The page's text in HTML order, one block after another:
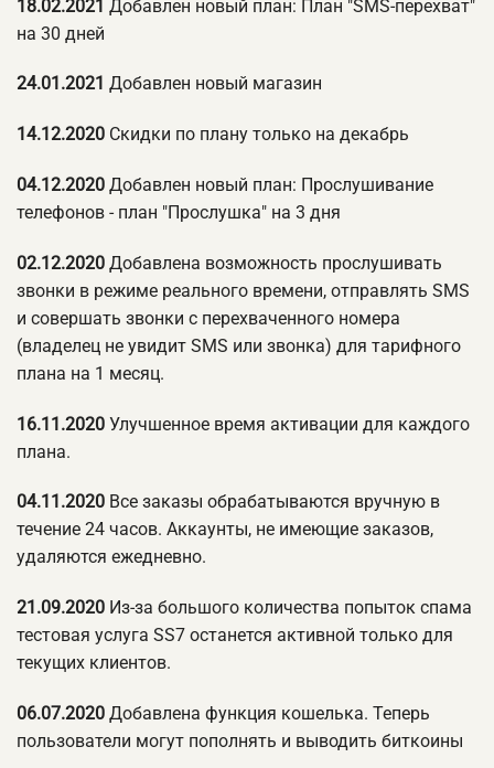
18.02.2021 Добавлен новый план: План "SMS-перехват"
на 30 дней
24.01.2021 Добавлен новый магазин
14.12.2020 Скидки по плану только на декабрь
04.12.2020 Добавлен новый план: Прослушивание
телефонов - план "Прослушка" на 3 дня
02.12.2020 Добавлена возможность прослушивать
звонки в режиме реального времени, отправлять SMS
и совершать звонки с перехваченного номера
(владелец не увидит SMS или звонка) для тарифного
плана на 1 месяц.
16.11.2020 Улучшенное время активации для каждого
плана.
04.11.2020 Все заказы обрабатываются вручную в
течение 24 часов. Аккаунты, не имеющие заказов,
удаляются ежедневно.
21.09.2020 Из-за большого количества попыток спама
тестовая услуга SS7 останется активной только для
текущих клиентов.
06.07.2020 Добавлена функция кошелька. Теперь
пользователи могут пополнять и выводить биткоины